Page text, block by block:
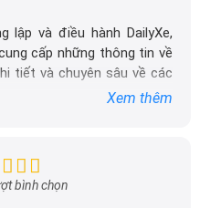
tiết và chuyên sâu về các